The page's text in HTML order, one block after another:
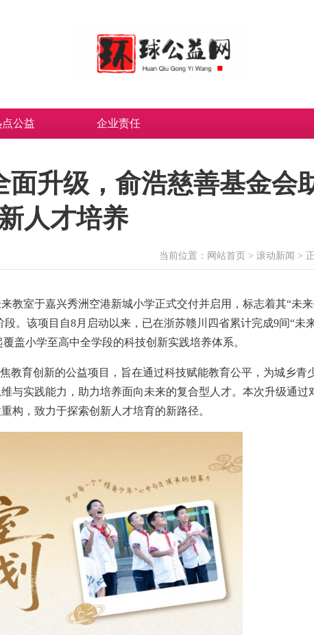
公益 企业责任
面升级，俞浩慈善基金会
人才培养
当前位置： 网站首页 > 滚动新闻 >
教室于嘉兴秀洲空港新城小学正式交付并启用，标志着其“未
。该项目自8月启动以来，已在浙苏赣川四省累计完成9间“未
盖小学至高中全学段的科技创新实践培养体系。
教育创新的公益项目，旨在通过科技赋能教育公平，为城乡青
与实践能力，助力培养面向未来的复合型人才。本次升级通过
构，致力于探索创新人才培育的新路径。